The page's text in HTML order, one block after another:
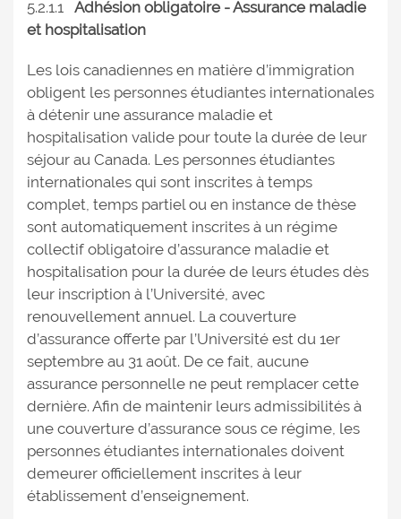
5.2.1.1 Adhésion obligatoire - Assurance maladie
et hospitalisation
Les lois canadiennes en matière d’immigration
obligent les personnes étudiantes internationales
à détenir une assurance maladie et
hospitalisation valide pour toute la durée de leur
séjour au Canada. Les personnes étudiantes
internationales qui sont inscrites à temps
complet, temps partiel ou en instance de thèse
sont automatiquement inscrites à un régime
collectif obligatoire d’assurance maladie et
hospitalisation pour la durée de leurs études dès
leur inscription à l’Université, avec
renouvellement annuel. La couverture
d’assurance offerte par l’Université est du 1er
septembre au 31 août. De ce fait, aucune
assurance personnelle ne peut remplacer cette
dernière. Afin de maintenir leurs admissibilités à
une couverture d’assurance sous ce régime, les
personnes étudiantes internationales doivent
demeurer officiellement inscrites à leur
établissement d’enseignement.